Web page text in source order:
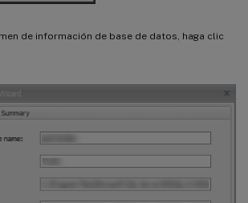
de información de base de datos, haga clic